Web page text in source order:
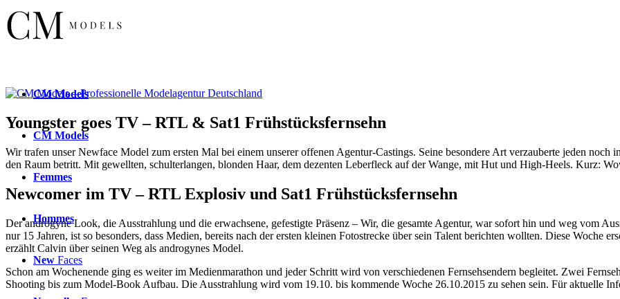
CMModels
CM Models
Femmes
Hommes
New Faces
Youngster goes TV – RTL & Sat1 Frühstücksfernsehn
Wir trafen unser Newface Model zum ersten Mal bei einem unserer offenen Agentur-Castings. Seine besondere Art verzauberte jeden
den Raum betritt. Mit gewellten, schulterlangen, blonden Haar, dem dezenten Leberfleck auf der Wange, mit Hut und High-Heels. Kurz:
Newcomer im TV – RTL Explosiv und Sat1 Frühstücksfernsehn
Der androgyne Look, die Ausstrahlung und die erwachsene, gefestigte Präsenz – Wir, die gesamte Agentur, war sofort hin und weg vom
nur 15 Jahren, ist so besonders, dass Medien, bereits nach der ersten kleinen Fotostrecke über sein Talent berichten wollten. Diese Woche
erzählt Calvin über seinen Weg als androgynes Model.
Schon am Wochenende ging es weiter im Medienmarathon und jeder Schritt wird von verschiedenen Fernsehsendern begleitet. Zwei
Shooting bis zum Model-Book Aufbau. Die Ausstrahlung wird vom 19.10. bis kommende Woche 26.10.2015 zu sehen sein. Für aktuelle